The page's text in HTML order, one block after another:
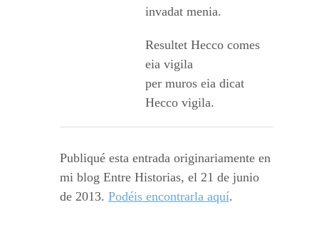
invadat menia.
Resultet Hecco comes
eia vigila
per muros eia dicat
Hecco vigila.
Publiqué esta entrada originariamente en
mi blog Entre Historias, el 21 de junio
de 2013. Podéis encontrarla aquí.